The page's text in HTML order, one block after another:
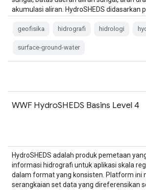
akumulasi aliran. HydroSHEDS didasarkan
geofisika hidrografi hidrologi
surface-ground-water
WWF HydroSHEDS Basins Level 4
HydroSHEDS adalah produk pemetaan
informasi hidrografi untuk aplikasi skala
dalam format yang konsisten. Platform ini
serangkaian set data yang direferensikan